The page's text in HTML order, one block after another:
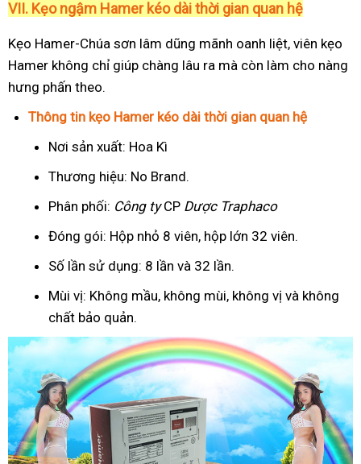
VII. Kẹo ngậm Hamer kéo dài thời gian quan hệ
Kẹo Hamer-Chúa sơn lâm dũng mãnh oanh liệt, viên kẹo
Hamer không chỉ giúp chàng lâu ra mà còn làm cho nàng
hưng phấn theo.
Thông tin kẹo Hamer kéo dài thời gian quan hệ
Nơi sản xuất: Hoa Kì
Thương hiệu: No Brand.
Phân phối: Công tyCP Dược Traphaco
Đóng gói: Hộp nhỏ 8 viên, hộp lớn 32 viên.
Số lần sử dụng: 8 lần và 32 lần.
Mùi vị: Không mầu, không mùi, không vị và không
chất bảo quản.